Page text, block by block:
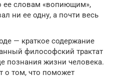
ее словам «вопиющим»,
ни ее одну, а почти весь
— краткое содержание
философский трактат
познания жизни человека.
о том, что поможет